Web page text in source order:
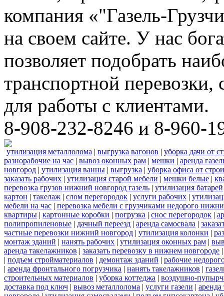
компания «"Газель-
на своем сайте. У нас
позволяет подобрать
транспортной
для работы с клиентами.
8-908-232-8246 и 8-960-
утилизация металлолома | выгрузка вагонов | уборка дачи от
разнорабочие на час | вывоз оконных рам | мешки | аренда
новгород | утилизация ванны | выгрузка | уборка офиса от
заказать рабочих | утилизация старой мебели | мешки белые |
перевозка грузов нижний новгород газель | утилизация батарей
картон | такелаж | слом перегородок | услуги рабочих |
мебели на час | перевозка мебели с грузчиками недорого
квартиры | картонные коробки | погрузка | снос перегородок |
полипропиленовые | дачный переезд | аренда самосвала |
частные перевозки нижний новгород | утилизация колонки |
монтаж зданий | нанять рабочих | утилизация оконных рам |
аренда такелажников | заказать перевозку в нижнем новгороде
| подъем стройматериалов | демонтаж зданий | рабочие
| аренда фронтального погрузчика | нанять такелажников |
строительных материалов | уборка коттеджа | воздушно-
доставка под ключ | вывоз металлолома | услуги газели | аренда